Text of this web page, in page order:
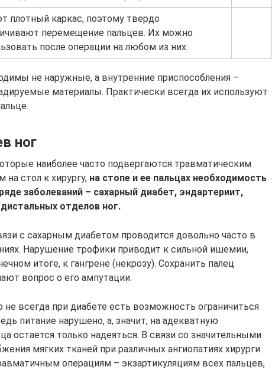
плотный каркас, поэтому твердо
перемещение пальцев. Их можно
после операции на любом из них.
не наружные, а внутренние приспособления –
материалы. Практически всегда их используют
ног
наиболее часто подвергаются травматическим
стол к хирургу, на стопе и ее пальцах необходимость
заболеваний – сахарный диабет, эндартериит,
отделов ног.
с сахарным диабетом проводится довольно часто в
Нарушение трофики приводит к сильной ишемии,
итоге, к гангрене (некрозу). Сохранить палец
вопрос о его ампутации.
не всегда при диабете есть возможность ограничиться
питание нарушено, а, значит, на адекватную
остается только надеяться. В связи со значительными
мягких тканей при различных ангиопатиях хирурги
операциям – экзартикуляциям всех пальцев,